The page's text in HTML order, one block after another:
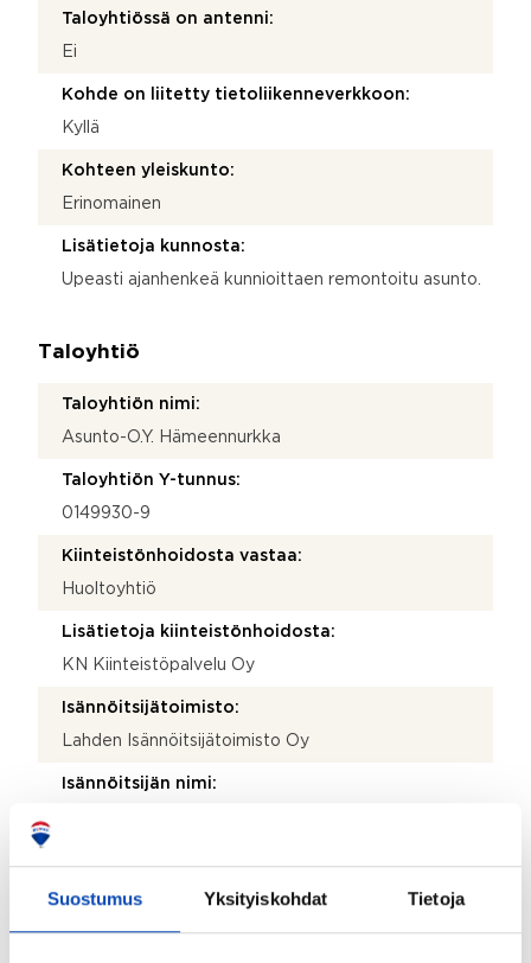
Suostumus Yksityiskohdat Tietoja
Taloyhtiössä on antenni:
Ei
Kohde on liitetty tietoliikenneverkkoon:
Kyllä
Kohteen yleiskunto:
Erinomainen
Lisätietoja kunnosta:
Upeasti ajanhenkeä kunnioittaen remontoitu asunto.
Taloyhtiö
Taloyhtiön nimi:
Asunto-O.Y. Hämeennurkka
Taloyhtiön Y-tunnus:
0149930-9
Kiinteistönhoidosta vastaa:
Huoltoyhtiö
Lisätietoja kiinteistönhoidosta:
KN Kiinteistöpalvelu Oy
Isännöitsijätoimisto:
Lahden Isännöitsijätoimisto Oy
Isännöitsijän nimi:
Vesijärvenkatu 26
Postinumero: